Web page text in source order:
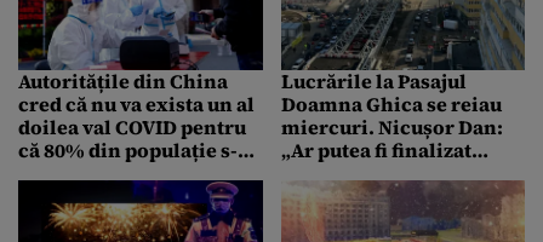
Autoritățile din China
cred că nu va exista un al
doilea val COVID pentru
că 80% din populație s-ar
Lucrările la Pasajul
Doamna Ghica se reiau
miercuri. Nicușor Dan:
„Ar putea fi finalizat
an”